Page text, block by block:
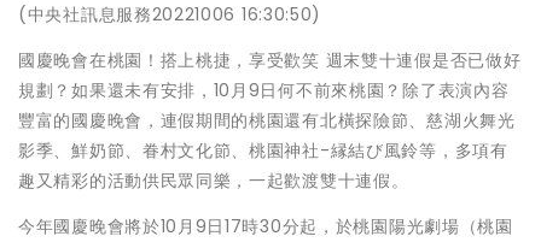
(中央社訊息服務20221006 16:30:50)
國慶晚會在桃園！搭上桃捷，享受歡笑 週末雙十連假是否已做好
規劃？如果還未有安排，10月9日何不前來桃園？除了表演內容
豐富的國慶晚會，連假期間的桃園還有北橫探險節、慈湖火舞光
影季、鮮奶節、眷村文化節、桃園神社-縁結び風鈴等，多項有
趣又精彩的活動供民眾同樂，一起歡渡雙十連假。
今年國慶晚會將於10月9日17時30分起，於桃園陽光劇場（桃園